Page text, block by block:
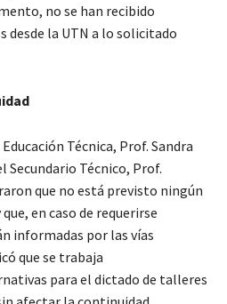
no se han recibido
la UTN a lo solicitado
Técnica, Prof. Sandra
Secundario Técnico, Prof.
que no está previsto ningún
en caso de requerirse
informadas por las vías
que se trabaja
para el dictado de talleres